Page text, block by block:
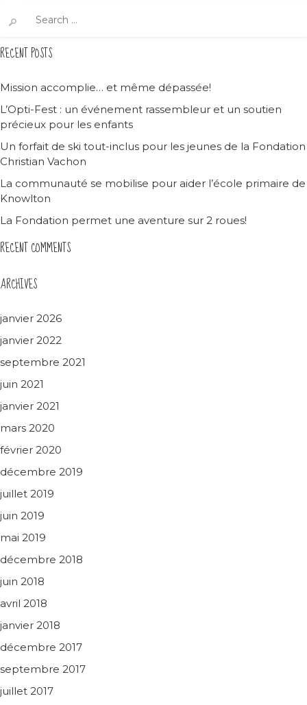
for:
RECENT POSTS
Mission accomplie… et même dépassée!
L’Opti-Fest : un événement rassembleur et un soutien
précieux pour les enfants
Un forfait de ski tout-inclus pour les jeunes de la Fondation
Christian Vachon
La communauté se mobilise pour aider l’école primaire de
Knowlton
La Fondation permet une aventure sur 2 roues!
RECENT COMMENTS
ARCHIVES
janvier 2026
janvier 2022
septembre 2021
juin 2021
janvier 2021
mars 2020
février 2020
décembre 2019
juillet 2019
juin 2019
mai 2019
décembre 2018
juin 2018
avril 2018
janvier 2018
décembre 2017
septembre 2017
juillet 2017